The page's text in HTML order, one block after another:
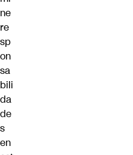
ne
re
sp
on
sa
bili
da
de
s
en